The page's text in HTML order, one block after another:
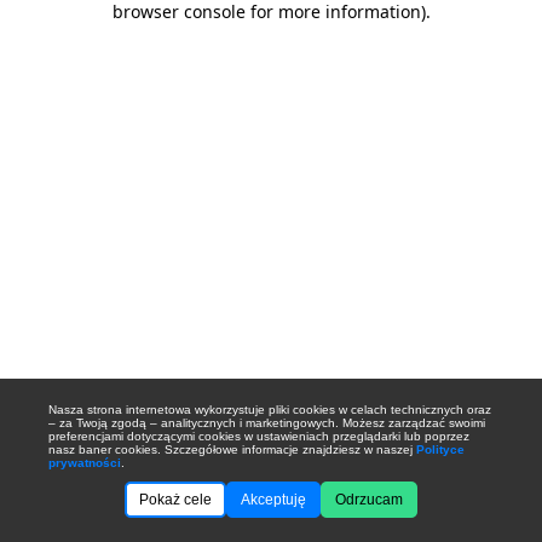
Nasza strona internetowa wykorzystuje pliki cookies w celach technicznych oraz
– za Twoją zgodą – analitycznych i marketingowych. Możesz zarządzać swoimi
preferencjami dotyczącymi cookies w ustawieniach przeglądarki lub poprzez
nasz baner cookies. Szczegółowe informacje znajdziesz w naszej Polityce
prywatności
Pokaż cele Akceptuję Odrzucam
browser console for more information).